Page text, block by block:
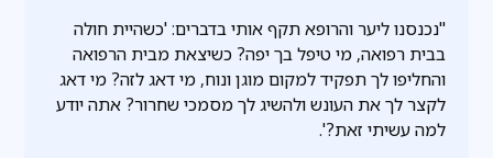
"נכנסנו ליער והרופא תקף אותי בדברים: 'כשהיית חולה
בבית רפואה, מי טיפל בך יפה? כשיצאת מבית הרפואה
והחליפו לך תפקיד למקום מוגן ונוח, מי דאג לזה? מי דאג
לקצר לך את העונש ולהשיג לך מסמכי שחרור? אתה יודע
למה עשיתי זאת?'.